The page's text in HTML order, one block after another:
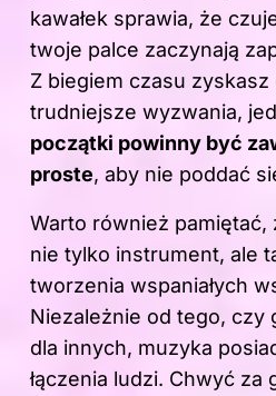
kawałek sprawia, że
twoje palce zaczynają
Z biegiem czasu zyskasz
trudniejsze wyzwania,
początki powinny być
proste, aby nie poddać
Warto również pamiętać,
nie tylko instrument, ale
tworzenia wspaniałych
Niezależnie od tego, czy
dla innych, muzyka
łączenia ludzi. Chwyć za